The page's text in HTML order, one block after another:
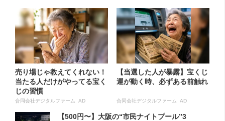
売り場じゃ教えてくれない！
当たる人だけがやってる宝く
じの習慣
合同会社デジタルファーム AD
【当選した人が暴露】宝くじ
運が動く時、必ずある前触れ
合同会社デジタルファーム AD
【500円〜】大阪の“市民ナイトプール”3